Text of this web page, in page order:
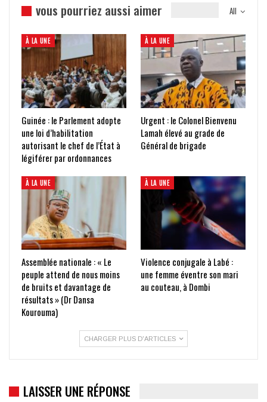
All
vous pourriez aussi aimer
À LA UNE
Guinée : le Parlement adopte
une loi d’habilitation
autorisant le chef de l’État à
légiférer par ordonnances
À LA UNE
Urgent : le Colonel Bienvenu
Lamah élevé au grade de
Général de brigade
À LA UNE
Assemblée nationale : « Le
peuple attend de nous moins
de bruits et davantage de
résultats » (Dr Dansa
Kourouma)
À LA UNE
Violence conjugale à Labé :
une femme éventre son mari
au couteau, à Dombi
CHARGER PLUS D'ARTICLES
LAISSER UNE RÉPONSE